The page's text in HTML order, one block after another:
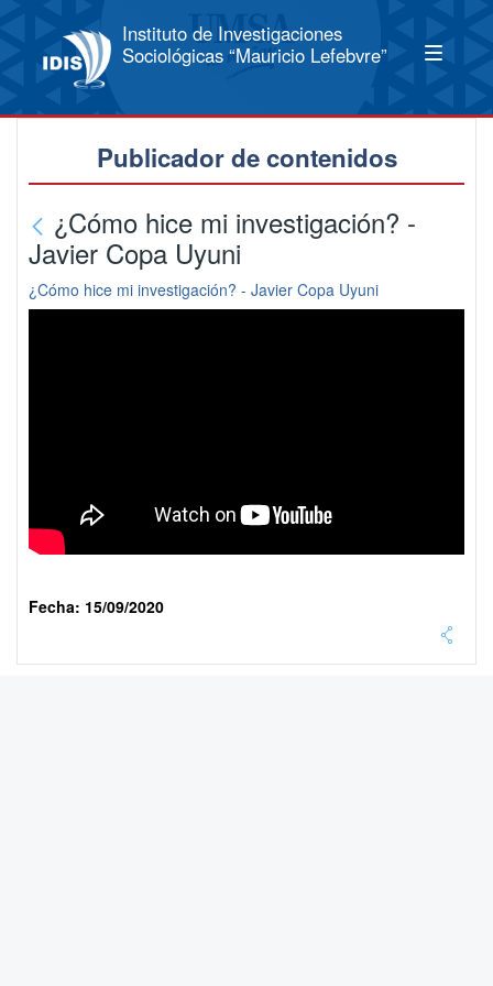
Instituto de Investigaciones
Sociológicas “Mauricio Lefebvre”
Publicador de contenidos
¿Cómo hice mi investigación? -
Javier Copa Uyuni
¿Cómo hice mi investigación? - Javier Copa Uyuni
Fecha: 15/09/2020